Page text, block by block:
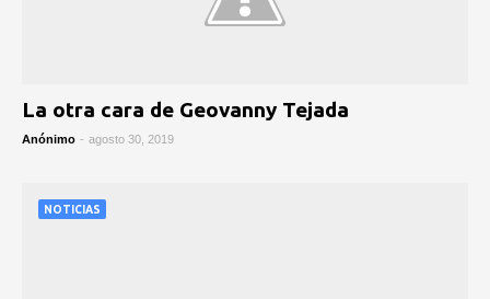
La otra cara de Geovanny Tejada
Anónimo - agosto 30, 2019
NOTICIAS